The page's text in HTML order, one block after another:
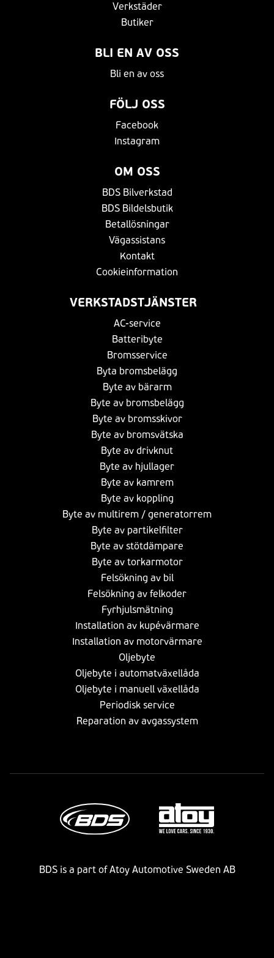
Verkstäder
Butiker
BLI EN AV OSS
Bli en av oss
FÖLJ OSS
Facebook
Instagram
OM OSS
BDS Bilverkstad
BDS Bildelsbutik
Betallösningar
Vägassistans
Kontakt
Cookieinformation
VERKSTADSTJÄNSTER
AC-service
Batteribyte
Bromsservice
Byta bromsbelägg
Byte av bärarm
Byte av bromsbelägg
Byte av bromsskivor
Byte av bromsvätska
Byte av drivknut
Byte av hjullager
Byte av kamrem
Byte av koppling
Byte av multirem / generatorrem
Byte av partikelfilter
Byte av stötdämpare
Byte av torkarmotor
Felsökning av bil
Felsökning av felkoder
Fyrhjulsmätning
Installation av kupévärmare
Installation av motorvärmare
Oljebyte
Oljebyte i automatväxellåda
Oljebyte i manuell växellåda
Periodisk service
Reparation av avgassystem
BDS is a part of Atoy Automotive Sweden AB